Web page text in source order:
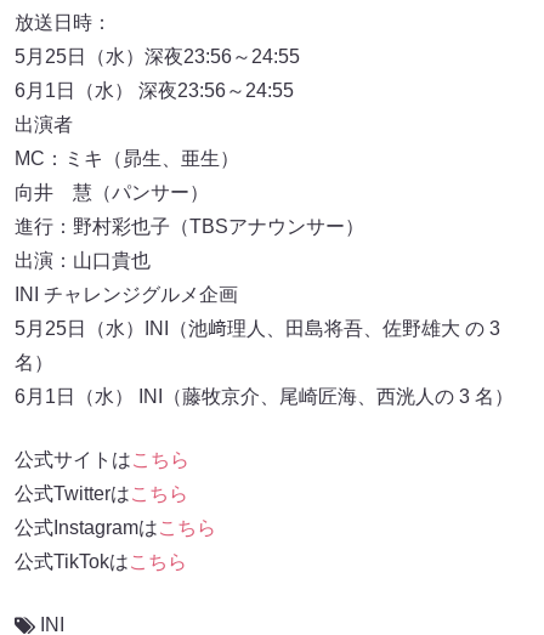
放送日時：
5月25日（水）深夜23:56～24:55
6月1日（水） 深夜23:56～24:55
出演者
MC：ミキ（昴生、亜生）
向井 慧（パンサー）
進行：野村彩也子（TBSアナウンサー）
出演：山口貴也
INI チャレンジグルメ企画
5月25日（水）INI（池﨑理人、田島将吾、佐野雄大 の 3
名）
6月1日（水） INI（藤牧京介、尾崎匠海、西洸人の 3 名）
公式サイトはこちら
公式Twitterはこちら
公式Instagramはこちら
公式TikTokはこちら
INI